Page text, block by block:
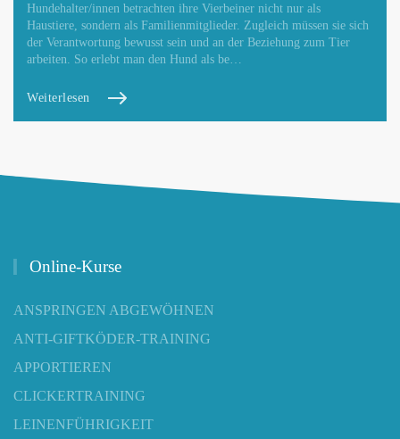
Hundehalter/innen betrachten ihre Vierbeiner nicht nur als
Haustiere, sondern als Familienmitglieder. Zugleich müssen sie sich
der Verantwortung bewusst sein und an der Beziehung zum Tier
arbeiten. So erlebt man den Hund als be…
Weiterlesen
Online-Kurse
ANSPRINGEN ABGEWÖHNEN
ANTI-GIFTKÖDER-TRAINING
APPORTIEREN
CLICKERTRAINING
LEINENFÜHRIGKEIT